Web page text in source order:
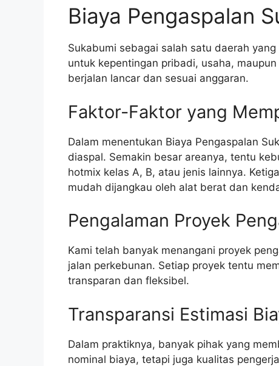
Biaya Pengaspalan
Sukabumi sebagai salah satu daerah
untuk kepentingan pribadi, usaha,
berjalan lancar dan sesuai anggaran.
Faktor-Faktor yang
Dalam menentukan Biaya Pengaspalan
diaspal. Semakin besar areanya, tentu
hotmix kelas A, B, atau jenis lainnya.
mudah dijangkau oleh alat berat dan
Pengalaman Proyek
Kami telah banyak menangani proyek
jalan perkebunan. Setiap proyek tentu
transparan dan fleksibel.
Transparansi Estimasi
Dalam praktiknya, banyak pihak yang
nominal biaya, tetapi juga kualitas